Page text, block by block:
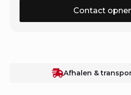
Contact
Afhalen &